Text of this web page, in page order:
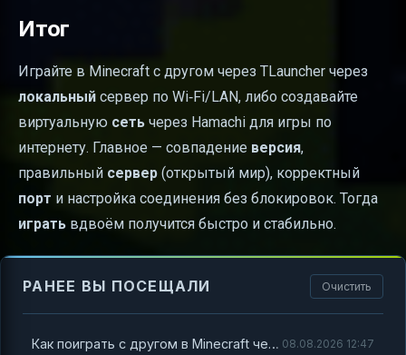
Итог
Играйте в Minecraft с другом через TLauncher через
локальный сервер по Wi‑Fi/LAN, либо создавайте
виртуальную сеть через Hamachi для игры по
интернету. Главное — совпадение версия,
правильный сервер (открытый мир), корректный
порт и настройка соединения без блокировок. Тогда
играть вдвоём получится быстро и стабильно.
РАНЕЕ ВЫ ПОСЕЩАЛИ Очистить
Как поиграть с другом в Minecraft через TLauncher: локальная сеть или Hamachi 08.08.2026 12:47